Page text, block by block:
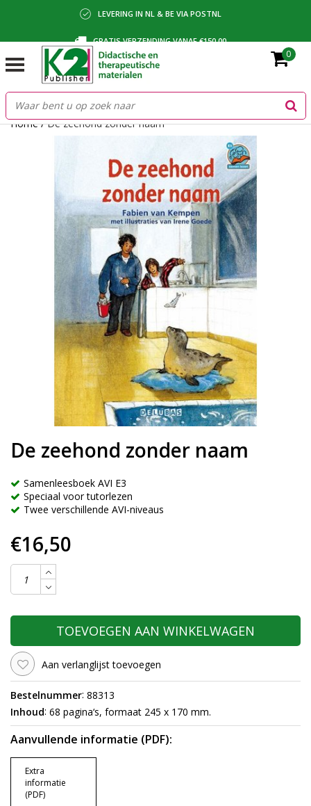
LEVERING IN NL & BE VIA POSTNL
GRATIS VERZENDING VANAF €150,00
BETALING VIA IDEAL, BANCONTACT OF FACTUUR
0
Home/De zeehond zonder naam
De zeehond zonder naam
Samenleesboek AVI E3
Speciaal voor tutorlezen
Twee verschillende AVI-niveaus
€16,50
TOEVOEGEN AAN WINKELWAGEN
Aan verlanglijst toevoegen
Bestelnummer: 88313
Inhoud: 68 pagina‘s, formaat 245 x 170 mm.
Aanvullende informatie (PDF):
Extra
informatie
(PDF)